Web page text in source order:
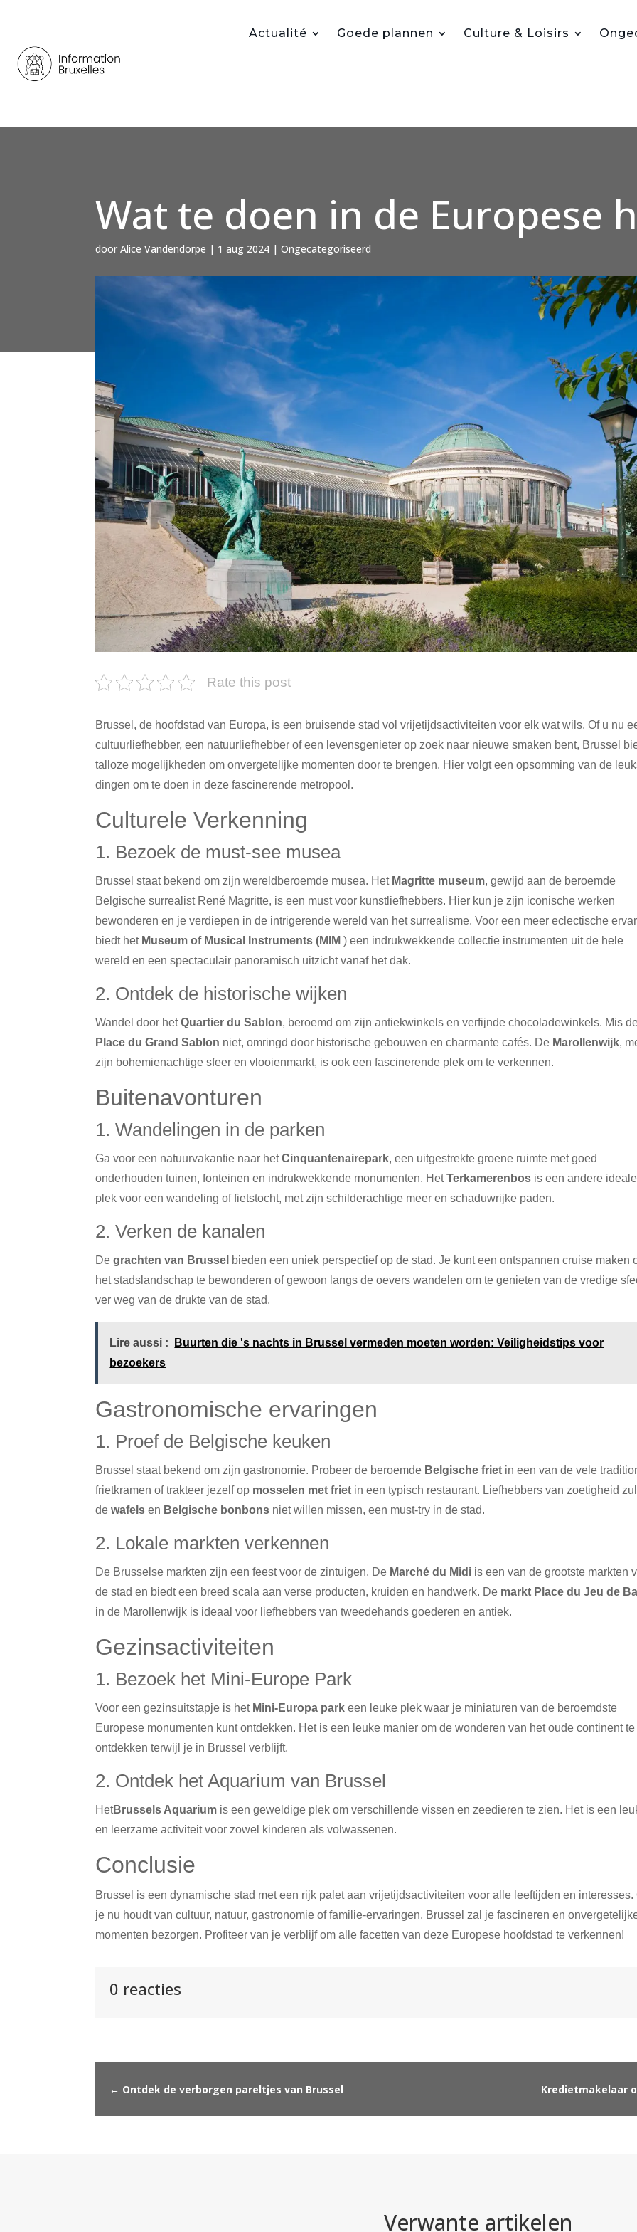
Actualité Goede plannen Culture & Loisirs
Wat te doen in de Europese
doorAlice Vandendorpe | 1 aug 2024 |Ongecategoriseerd
Rate this post
Brussel, de hoofdstad van Europa, is een bruisende stad vol vrijetijdsactiviteiten voor elk wat wils. Of u nu
cultuurliefhebber, een natuurliefhebber of een levensgenieter op zoek naar nieuwe smaken bent, Brussel
talloze mogelijkheden om onvergetelijke momenten door te brengen. Hier volgt een opsomming van de
dingen om te doen in deze fascinerende metropool.
Culturele Verkenning
1. Bezoek de must-see musea
Brussel staat bekend om zijn wereldberoemde musea. HetMagritte museum, gewijd aan de beroemde
Belgische surrealist René Magritte, is een must voor kunstliefhebbers. Hier kun je zijn iconische werken
bewonderen en je verdiepen in de intrigerende wereld van het surrealisme. Voor een meer eclectische
biedt het Museum of Musical Instruments (MIM ) een indrukwekkende collectie instrumenten uit de hele
wereld en een spectaculair panoramisch uitzicht vanaf het dak.
2. Ontdek de historische wijken
Wandel door hetQuartier du Sablon, beroemd om zijn antiekwinkels en verfijnde chocoladewinkels. Mis
Place du Grand Sablon niet, omringd door historische gebouwen en charmante cafés. De Marollenwijk,
zijn bohemienachtige sfeer en vlooienmarkt, is ook een fascinerende plek om te verkennen.
Buitenavonturen
1. Wandelingen in de parken
Ga voor een natuurvakantie naar hetCinquantenairepark, een uitgestrekte groene ruimte met goed
onderhouden tuinen, fonteinen en indrukwekkende monumenten. HetTerkamerenbos is een andere ideale
plek voor een wandeling of fietstocht, met zijn schilderachtige meer en schaduwrijke paden.
2. Verken de kanalen
Degrachten van Brussel bieden een uniek perspectief op de stad. Je kunt een ontspannen cruise maken
het stadslandschap te bewonderen of gewoon langs de oevers wandelen om te genieten van de vredige
ver weg van de drukte van de stad.
Lire aussi :
Buurten die 's nachts in Brussel vermeden moeten worden: Veiligheidstips voor
bezoekers
Gastronomische ervaringen
1. Proef de Belgische keuken
Brussel staat bekend om zijn gastronomie. Probeer de beroemde Belgische friet in een van de vele
frietkramen of trakteer jezelf op mosselen met friet in een typisch restaurant. Liefhebbers van zoetigheid
dewafels en Belgische bonbons niet willen missen, een must-try in de stad.
2. Lokale markten verkennen
De Brusselse markten zijn een feest voor de zintuigen. De Marché du Midi is een van de grootste markten
de stad en biedt een breed scala aan verse producten, kruiden en handwerk. De markt Place du Jeu de
in de Marollenwijk is ideaal voor liefhebbers van tweedehands goederen en antiek.
Gezinsactiviteiten
1. Bezoek het Mini-Europe Park
Voor een gezinsuitstapje is het Mini-Europa park een leuke plek waar je miniaturen van de beroemdste
Europese monumenten kunt ontdekken. Het is een leuke manier om de wonderen van het oude continent te
ontdekken terwijl je in Brussel verblijft.
2. Ontdek het Aquarium van Brussel
HetBrussels Aquarium is een geweldige plek om verschillende vissen en zeedieren te zien. Het is een
en leerzame activiteit voor zowel kinderen als volwassenen.
Conclusie
Brussel is een dynamische stad met een rijk palet aan vrijetijdsactiviteiten voor alle leeftijden en interesses.
je nu houdt van cultuur, natuur, gastronomie of familie-ervaringen, Brussel zal je fascineren en
momenten bezorgen. Profiteer van je verblijf om alle facetten van deze Europese hoofdstad te verkennen!
0 reacties
← Ontdek de verborgen pareltjes van Brussel Kredietmakelaar
Verwante artikelen